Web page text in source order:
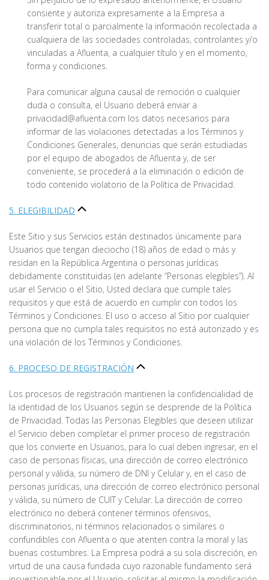
consiente y autoriza expresamente a la Empresa a
transferir total o parcialmente la información recolectada a
cualquiera de las sociedades controladas, controlantes y/o
vinculadas a Afluenta, a cualquier título y en el momento,
forma y condiciones.
Para comunicar alguna causal de remoción o cualquier
duda o consulta, el Usuario deberá enviar a
privacidad@afluenta.com los datos necesarios para
informar de las violaciones detectadas a los Términos y
Condiciones Generales, denuncias que serán estudiadas
por el equipo de abogados de Afluenta y, de ser
conveniente, se procederá a la eliminación o edición de
todo contenido violatorio de la Política de Privacidad.
5. ELEGIBILIDAD
Este Sitio y sus Servicios están destinados únicamente para
Usuarios que tengan dieciocho (18) años de edad o más y
residan en la República Argentina o personas jurídicas
debidamente constituidas (en adelante “Personas elegibles”). Al
usar el Servicio o el Sitio, Usted declara que cumple tales
requisitos y que está de acuerdo en cumplir con todos los
Términos y Condiciones. El uso o acceso al Sitio por cualquier
persona que no cumpla tales requisitos no está autorizado y es
una violación de los Términos y Condiciones.
6. PROCESO DE REGISTRACIÓN
Los procesos de registración mantienen la confidencialidad de
la identidad de los Usuarios según se desprende de la Política
de Privacidad. Todas las Personas Elegibles que deseen utilizar
el Servicio deben completar el primer proceso de registración
que los convierte en Usuarios, para lo cual deben ingresar, en el
caso de personas físicas, una dirección de correo electrónico
personal y válida, su número de DNI y Celular y, en el caso de
personas jurídicas, una dirección de correo electrónico personal
y válida, su número de CUIT y Celular. La dirección de correo
electrónico no deberá contener términos ofensivos,
discriminatorios, ni términos relacionados o similares o
confundibles con Afluenta o que atenten contra la moral y las
buenas costumbres. La Empresa podrá a su sola discreción, en
virtud de una causa fundada cuyo razonable fundamento será